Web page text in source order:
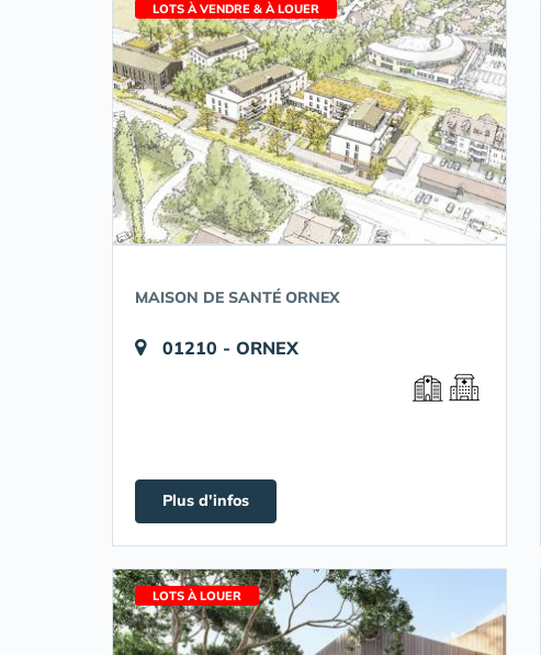
LOTS À VENDRE & À LOUER
MAISON DE SANTÉ ORNEX
01210 - ORNEX
Plus d'infos
LOTS À LOUER